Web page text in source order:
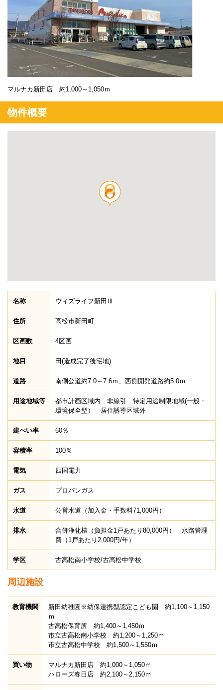
マルナカ新田店 約1,000～1,050ｍ
物件概要
名称 ウィズライフ新田Ⅲ
住所 高松市新田町
区画数 4区画
地目 田(造成完了後宅地)
道路 南側公道約7.0～7.6ｍ、西側開発道路約5.0ｍ
用途地域等
都市計画区域内 非線引 特定用途制限地域(一般・
環境保全型） 居住誘導区域外
建ぺい率 60％
容積率 100％
電気 四国電力
ガス プロパンガス
水道 公営水道（加入金・手数料71,000円）
排水
合併浄化槽（負担金1戸あたり80,000円） 水路管理
費（1戸あたり2,000円/年）
学区 古高松南小学校/古高松中学校
周辺施設
教育機関
新田幼稚園※幼保連携型認定こども園 約1,100～1,150
ｍ
古高松保育所 約1,400～1,450ｍ
市立古高松南小学校 約1,200～1,250ｍ
市立古高松中学校 約1,500～1,550ｍ
買い物
マルナカ新田店 約1,000～1,050ｍ
ハローズ春日店 約2,100～2,150ｍ